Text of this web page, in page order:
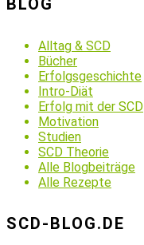
BLOG
Alltag & SCD
Bücher
Erfolgsgeschichte
Intro-Diät
Erfolg mit der SCD
Motivation
Studien
SCD Theorie
Alle Blogbeiträge
Alle Rezepte
SCD-BLOG.DE